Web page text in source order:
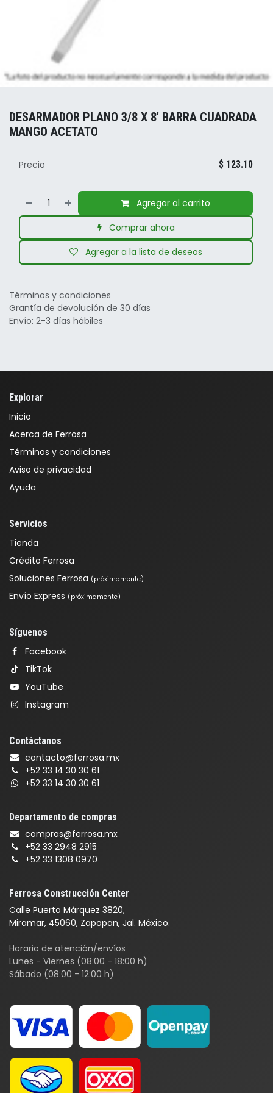
DESARMADOR PLANO 3/8 X 8' BARRA CUADRADA
MANGO ACETATO
Agregar al carrito
Comprar ahora
Agregar a la lista de deseos
Precio $ 123.10
Términos y condiciones
Grantía de devolución de 30 días
Envío: 2-3 días hábiles
Explorar
Inicio
Acerca de Ferrosa
Términos y condiciones
Aviso de privacidad
Ayuda
Servicios
Tienda
Crédito Ferrosa
Soluciones Ferrosa (próximamente)
Envío Express (próximamente)
Ferrosa Construcción Center
Calle Puerto Márquez 3820,
Miramar, 45060, Zapopan, Jal. México.
Horario de atención/envíos
Lunes - Viernes (08:00 - 18:00 h)
Sábado (08:00 - 12:00 h)
Síguenos
Facebook
TikTok
YouTube
Instagram
Contáctanos
contacto@ferrosa.mx
+52 33 14 30 30 61
+52 33 14 30 30 61
Departamento de compras
compras@ferrosa.mx
+52 33 2948 2915
+52 33 1308 0970